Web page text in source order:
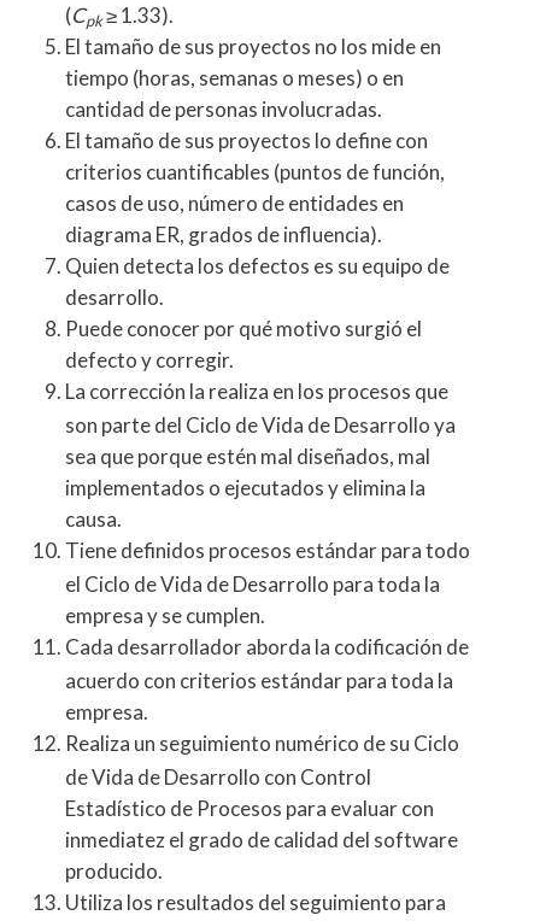
(Cpk≥ 1.33).
El tamaño de sus proyectos no los mide en
tiempo (horas, semanas o meses) o en
cantidad de personas involucradas.
El tamaño de sus proyectos lo define con
criterios cuantificables (puntos de función,
casos de uso, número de entidades en
diagrama ER, grados de influencia).
Quien detecta los defectos es su equipo de
desarrollo.
Puede conocer por qué motivo surgió el
defecto y corregir.
La corrección la realiza en los procesos que
son parte del Ciclo de Vida de Desarrollo ya
sea que porque estén mal diseñados, mal
implementados o ejecutados y elimina la
causa.
Tiene definidos procesos estándar para todo
el Ciclo de Vida de Desarrollo para toda la
empresa y se cumplen.
Cada desarrollador aborda la codificación de
acuerdo con criterios estándar para toda la
empresa.
Realiza un seguimiento numérico de su Ciclo
de Vida de Desarrollo con Control
Estadístico de Procesos para evaluar con
inmediatez el grado de calidad del software
producido.
Utiliza los resultados del seguimiento para